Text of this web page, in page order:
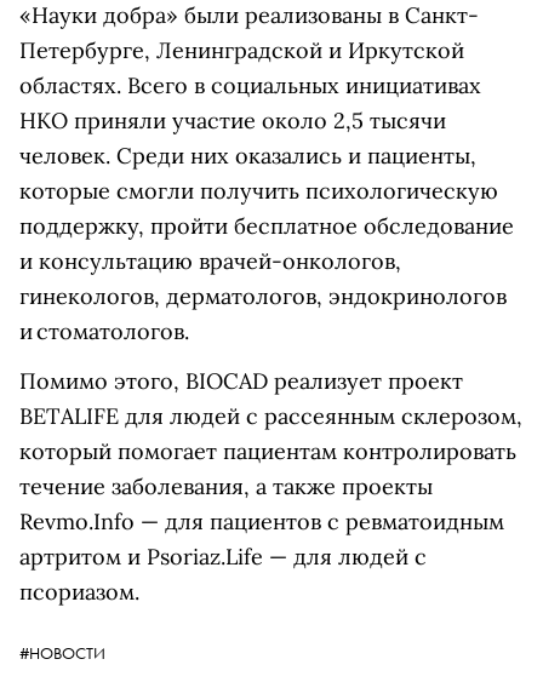
«Науки добра» были реализованы в Санкт-
Петербурге, Ленинградской и Иркутской
областях. Всего в социальных инициативах
НКО приняли участие около 2,5 тысячи
человек. Среди них оказались и пациенты,
которые смогли получить психологическую
поддержку, пройти бесплатное обследование
и консультацию врачей-онкологов,
гинекологов, дерматологов, эндокринологов
и стоматологов.
Помимо этого, BIOCAD реализует проект
BETALIFE для людей с рассеянным склерозом,
который помогает пациентам контролировать
течение заболевания, а также проекты
Revmo.Info — для пациентов с ревматоидным
артритом и Psoriaz.Life — для людей с
псориазом.
#НОВОСТИ